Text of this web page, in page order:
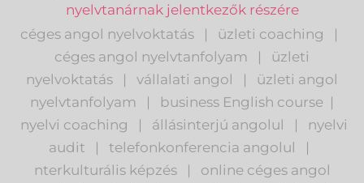
nyelvtanárnak jelentkezők részére
céges angol nyelvoktatás
| üzleti coaching
|
céges angol nyelvtanfolyam
|
üzleti
nyelvoktatás
| vállalati angol |
üzleti angol
nyelvtanfolyam
| business English course |
nyelvi coaching
| állásinterjú angolul |
nyelvi
audit
| telefonkonferencia angolul
|
nterkulturális képzés
| online céges angol